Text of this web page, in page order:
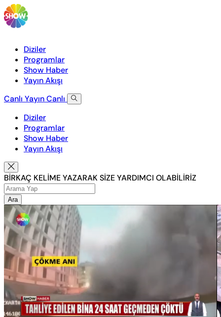
Diziler
Programlar
Show Haber
Yayın Akışı
Canlı YayınCanlı
Diziler
Programlar
Show Haber
Yayın Akışı
BİRKAÇ KELİME YAZARAK SİZE YARDIMCI OLABİLİRİZ
Ara
Yüklendi:
100.00%